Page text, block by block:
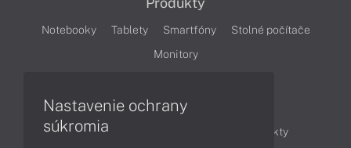
Notebooky Tablety Smartfóny
Stolné počítače
Monitory
Články
Obchodné informácie
Produkty
Nastavenie ochrany
súkromia